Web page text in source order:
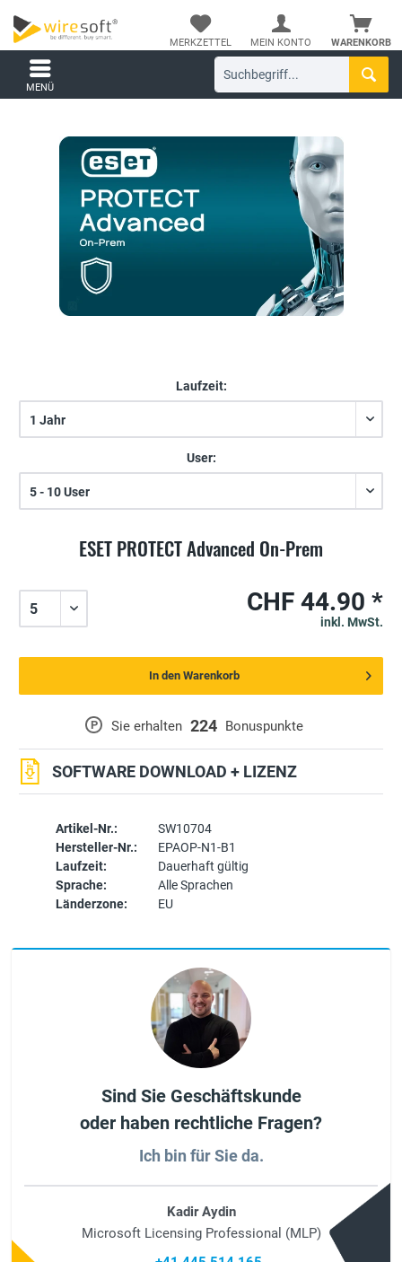
WARENKORB
MERKZETTEL MEIN KONTO
MENÜ
ESET PROTECT Advanced On-Prem
Laufzeit:
User:
Artikel-Nr.:
SW10704
Hersteller-Nr.:
EPAOP-N1-B1
Laufzeit:
Dauerhaft gültig
Sprache:
Alle Sprachen
Länderzone:
EU
P Sie erhalten 224 Bonuspunkte
SOFTWARE DOWNLOAD + LIZENZ
CHF 44.90 *
inkl. MwSt.
In den Warenkorb
Sind Sie Geschäftskunde
oder haben rechtliche Fragen?
Ich bin für Sie da.
Kadir Aydin
Microsoft Licensing Professional (MLP)